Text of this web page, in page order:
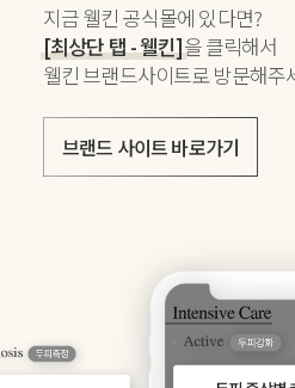
지금 웰킨 공식몰에 있다면?
[최상단 탭 - 웰킨]을 클릭해서
웰킨 브랜드사이트로 방문해주
브랜드 사이트 바로가기